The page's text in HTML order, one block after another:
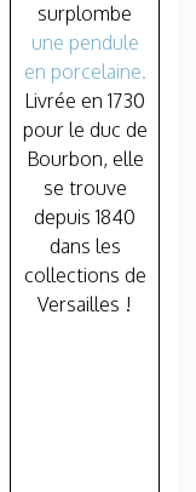
surplombe
une pendule
en porcelaine.
Livrée en 1730
pour le duc de
Bourbon, elle
se trouve
depuis 1840
dans les
collections de
Versailles !